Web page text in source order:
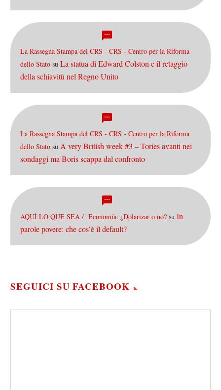
La Rassegna Stampa del CRS - CRS - Centro per la Riforma
dello Stato su La statua di Edward Colston e il retaggio
della schiavitù nel Regno Unito
La Rassegna Stampa del CRS - CRS - Centro per la Riforma
dello Stato su A very British week #3 – Tories avanti nei
sondaggi ma Boris scappa dal confronto
AQUÍ LO QUE SEA / Economía: ¿Dolarizar o no? su In
parole povere: che cos’è il default?
SEGUICI SU FACEBOOK